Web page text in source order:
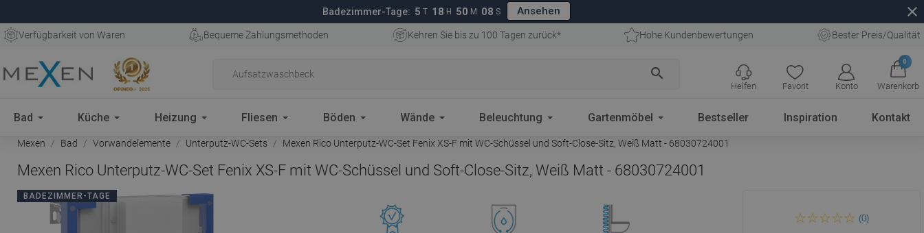
Badezimmer-Tage: 5 T 18 H 50 M 07 S Ansehen close
Verfügbarkeit von Waren Bequeme Zahlungsmethoden Kehren Sie bis zu 100 Tagen zurück* Hohe Kundenbewertungen Bester Preis/Qualität
search
Favorit Konto
0
Warenkorb
Helfen
Bad Küche Heizung Fliesen Böden Wände Beleuchtung Gartenmöbel Bestseller Inspiration Kontakt
Mexen Bad Vorwandelemente Unterputz-WC-Sets Mexen Rico Unterputz-WC-Set Fenix XS-F mit WC-Schüssel und Soft-Close-Sitz, Weiß Matt - 68030724001
Mexen Rico Unterputz-WC-Set Fenix XS-F mit WC-Schüssel und Soft-Close-Sitz, Weiß Matt - 68030724001
BADEZIMMER-TAGE
Set Fenix XS-F mit WC-
(0)